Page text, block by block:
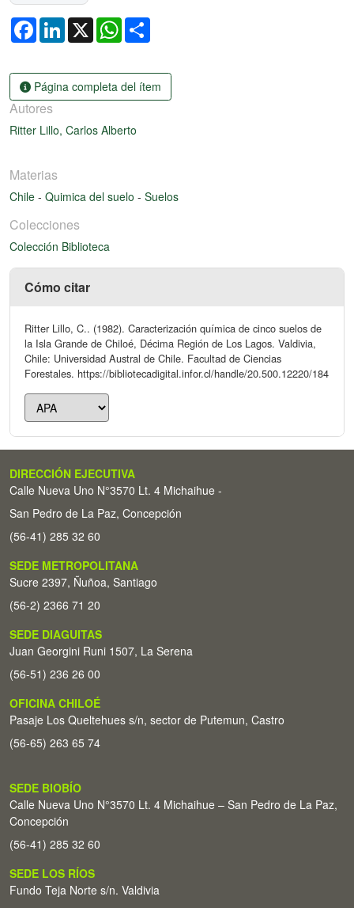
FacebookLinkedIn
X WhatsApp
Página completa del ítem
Autores
Ritter Lillo, Carlos Alberto
Materias
Chile - Quimica del suelo - Suelos
Colecciones
Colección Biblioteca
Cómo citar
Ritter Lillo, C.. (1982). Caracterización química de cinco suelos de
la Isla Grande de Chiloé, Décima Región de Los Lagos. Valdivia,
Chile: Universidad Austral de Chile. Facultad de Ciencias
Forestales. https://bibliotecadigital.infor.cl/handle/20.500.12220/184
DIRECCIÓN EJECUTIVA
Calle Nueva Uno N°3570 Lt. 4 Michaihue -
San Pedro de La Paz, Concepción
(56-41) 285 32 60
SEDE METROPOLITANA
Sucre 2397, Ñuñoa, Santiago
(56-2) 2366 71 20
SEDE DIAGUITAS
Juan Georgini Runi 1507, La Serena
(56-51) 236 26 00
OFICINA CHILOÉ
Pasaje Los Queltehues s/n, sector de Putemun, Castro
(56-65) 263 65 74
SEDE BIOBÍO
Calle Nueva Uno N°3570 Lt. 4 Michaihue – San Pedro de La Paz,
Concepción
(56-41) 285 32 60
SEDE LOS RÍOS
Fundo Teja Norte s/n. Valdivia